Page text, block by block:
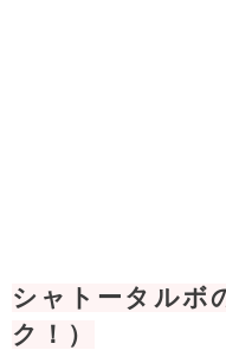
シャトータルボ
ク！）